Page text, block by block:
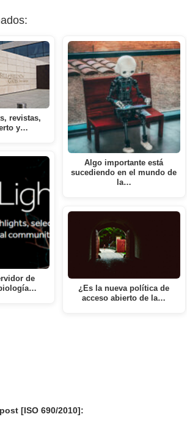
revistas,
y…
de
Algo importante está
sucediendo en el mundo de
la…
¿Es la nueva política de
acceso abierto de la…
[ISO 690/2010]: